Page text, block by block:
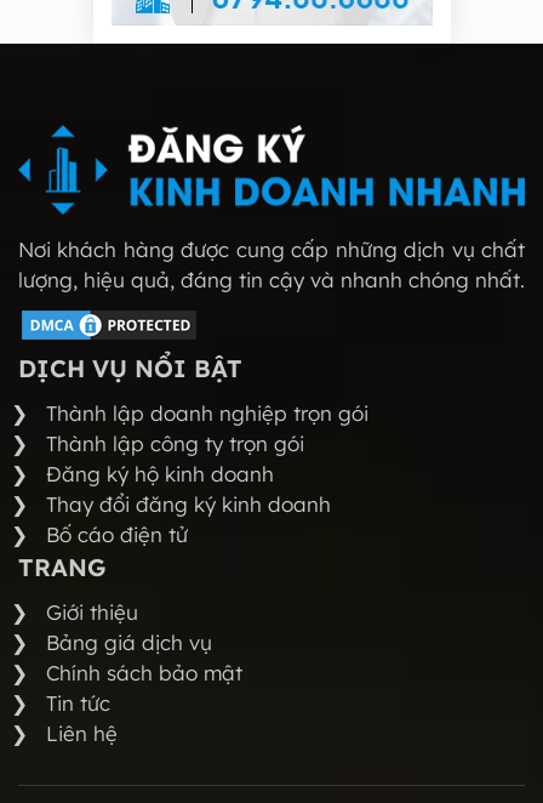
Nơi khách hàng được cung cấp những dịch vụ chất
lượng, hiệu quả, đáng tin cậy và nhanh chóng nhất.
DỊCH VỤ NỔI BẬT
Thành lập doanh nghiệp trọn gói
Thành lập công ty trọn gói
Đăng ký hộ kinh doanh
Thay đổi đăng ký kinh doanh
Bố cáo điện tử
TRANG
Giới thiệu
Bảng giá dịch vụ
Chính sách bảo mật
Tin tức
Liên hệ